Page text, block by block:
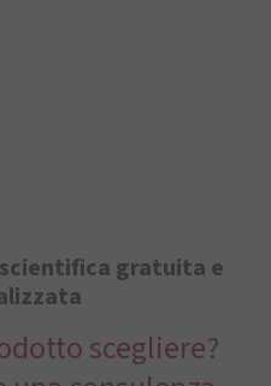
gratuita e
scegliere?